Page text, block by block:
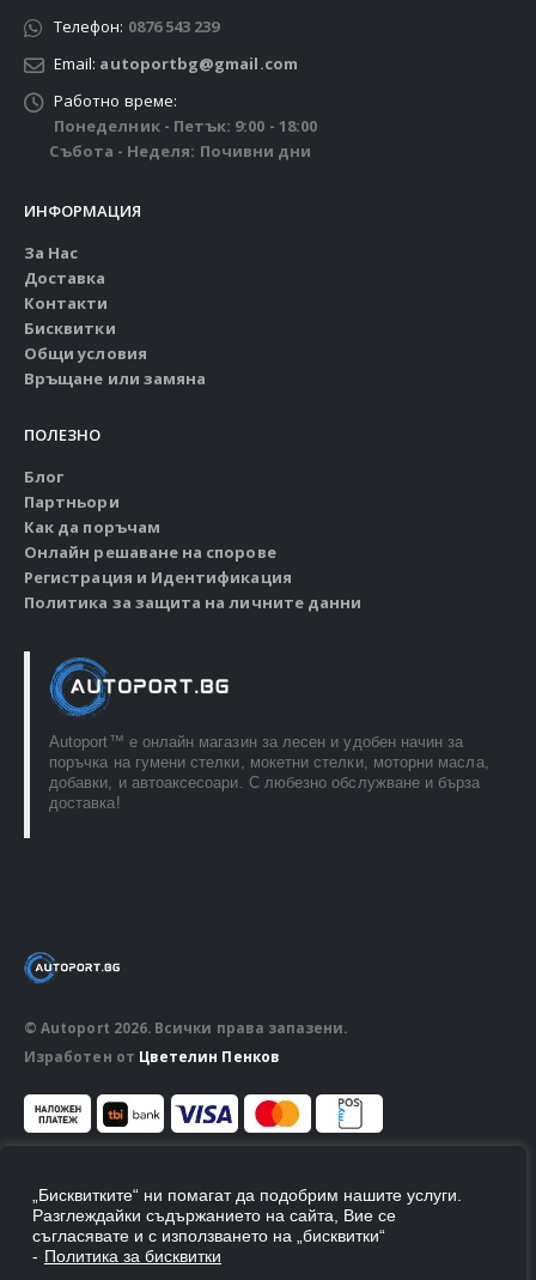
„Бисквитките“ ни помагат да подобрим нашите услуги.
Разглеждайки съдържанието на сайта, Вие се
съгласявате и с използването на „бисквитки“
- Политика за бисквитки
Телефон: 0876 543 239
Email: autoportbg@gmail.com
Работно време:
Понеделник - Петък: 9:00 - 18:00
Събота - Неделя: Почивни дни
ИНФОРМАЦИЯ
За Нас
Доставка
Контакти
Бисквитки
Общи условия
Връщане или замяна
ПОЛЕЗНО
Блог
Партньори
Как да поръчам
Онлайн решаване на спорове
Регистрация и Идентификация
Политика за защита на личните данни
Autoport™ e онлайн магазин за лесен и удобен начин за
поръчка на гумени стелки, мокетни стелки, моторни масла,
добавки, и автоаксесоари. С любезно обслужване и бърза
доставка!
© Autoport 2026. Всички права запазени.
Изработен от Цветелин Пенков